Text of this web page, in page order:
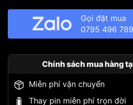
Gọi đặt mua
0795 496 789
Chính sách mua hàng
Miễn phí vận chuyển
Thay pin miễn phí trọn đời